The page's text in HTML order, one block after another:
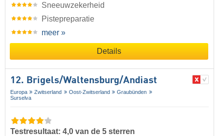
Sneeuwzekerheid
Pistepreparatie
meer »
Details
12. Brigels/​Waltensburg/​Andiast
Europa Zwitserland Oost-Zwitserland
Graubünden
Surselva
Testresultaat: 4,0 van de 5 sterren